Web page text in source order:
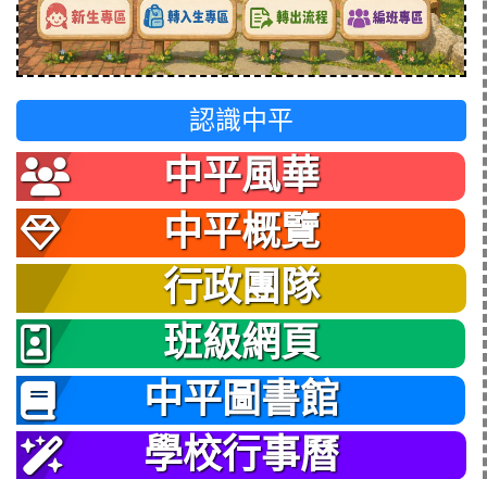
認識中平
中平風華
中平概覽
行政團隊
班級網頁
中平圖書館
學校行事曆